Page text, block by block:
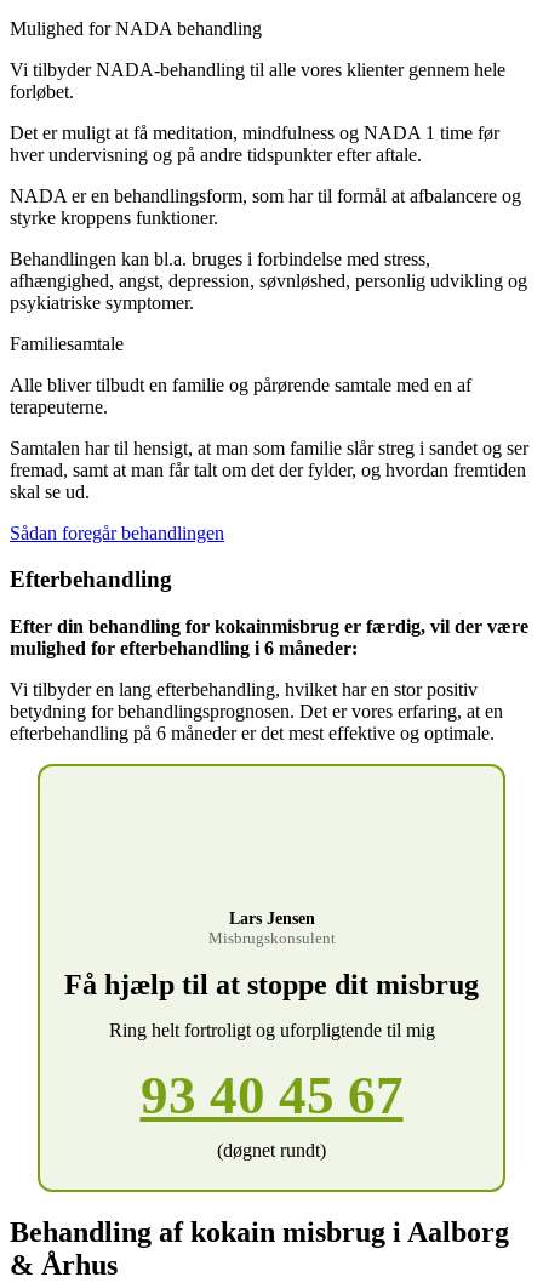
Mulighed for NADA behandling
Vi tilbyder NADA-behandling til alle vores klienter gennem hele
forløbet.
Det er muligt at få meditation, mindfulness og NADA 1 time før
hver undervisning og på andre tidspunkter efter aftale.
NADA er en behandlingsform, som har til formål at afbalancere og
styrke kroppens funktioner.
Behandlingen kan bl.a. bruges i forbindelse med stress,
afhængighed, angst, depression, søvnløshed, personlig udvikling og
psykiatriske symptomer.
Familiesamtale
Alle bliver tilbudt en familie og pårørende samtale med en af
terapeuterne.
Samtalen har til hensigt, at man som familie slår streg i sandet og ser
fremad, samt at man får talt om det der fylder, og hvordan fremtiden
skal se ud.
Sådan foregår behandlingen
Efterbehandling
Efter din behandling for kokainmisbrug er færdig, vil der være
mulighed for efterbehandling i 6 måneder:
Vi tilbyder en lang efterbehandling, hvilket har en stor positiv
betydning for behandlingsprognosen. Det er vores erfaring, at en
efterbehandling på 6 måneder er det mest effektive og optimale.
Lars Jensen
Misbrugskonsulent
Få hjælp til at stoppe dit misbrug
Ring helt fortroligt og uforpligtende til mig
93 40 45 67
(døgnet rundt)
Behandling af kokain misbrug i Aalborg
& Århus